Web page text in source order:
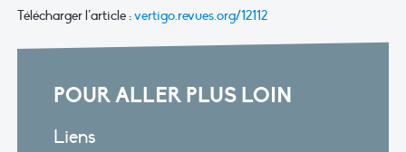
Télécharger l’article :vertigo.revues.org/12112
POUR ALLER PLUS LOIN
Liens